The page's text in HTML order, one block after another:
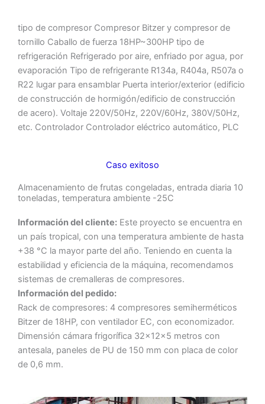
tipo de compresor Compresor Bitzer y compresor de
tornillo Caballo de fuerza 18HP~300HP tipo de
refrigeración Refrigerado por aire, enfriado por agua, por
evaporación Tipo de refrigerante R134a, R404a, R507a o
R22 lugar para ensamblar Puerta interior/exterior (edificio
de construcción de hormigón/edificio de construcción
de acero). Voltaje 220V/50Hz, 220V/60Hz, 380V/50Hz,
etc. Controlador Controlador eléctrico automático, PLC
Caso exitoso
Almacenamiento de frutas congeladas, entrada diaria 10
toneladas, temperatura ambiente -25C
Información del cliente: Este proyecto se encuentra en
un país tropical, con una temperatura ambiente de hasta
+38 °C la mayor parte del año. Teniendo en cuenta la
estabilidad y eficiencia de la máquina, recomendamos
sistemas de cremalleras de compresores.
Información del pedido:
Rack de compresores: 4 compresores semiherméticos
Bitzer de 18HP, con ventilador EC, con economizador.
Dimensión cámara frigorífica 32x12x5 metros con
antesala, paneles de PU de 150 mm con placa de color
de 0,6 mm.